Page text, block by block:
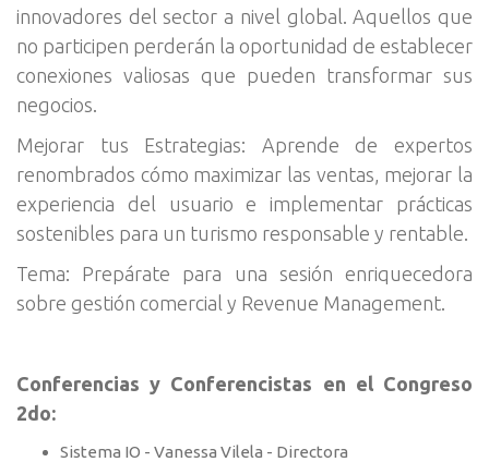
innovadores del sector a nivel global. Aquellos que
no participen perderán la oportunidad de establecer
conexiones valiosas que pueden transformar sus
negocios.
Mejorar tus Estrategias: Aprende de expertos
renombrados cómo maximizar las ventas, mejorar la
experiencia del usuario e implementar prácticas
sostenibles para un turismo responsable y rentable.
Tema: Prepárate para una sesión enriquecedora
sobre gestión comercial y Revenue Management.
Conferencias y Conferencistas en el Congreso
2do:
Sistema IO - Vanessa Vilela - Directora